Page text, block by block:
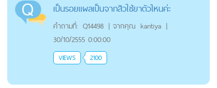
เป็นรอยแผลเป็นจากสิวใช้ยาตัวไหนค่ะ
คำถามที่: Q14498 | จากคุณ kantiya |
30/10/2555 0:00:00
VIEWS 2100